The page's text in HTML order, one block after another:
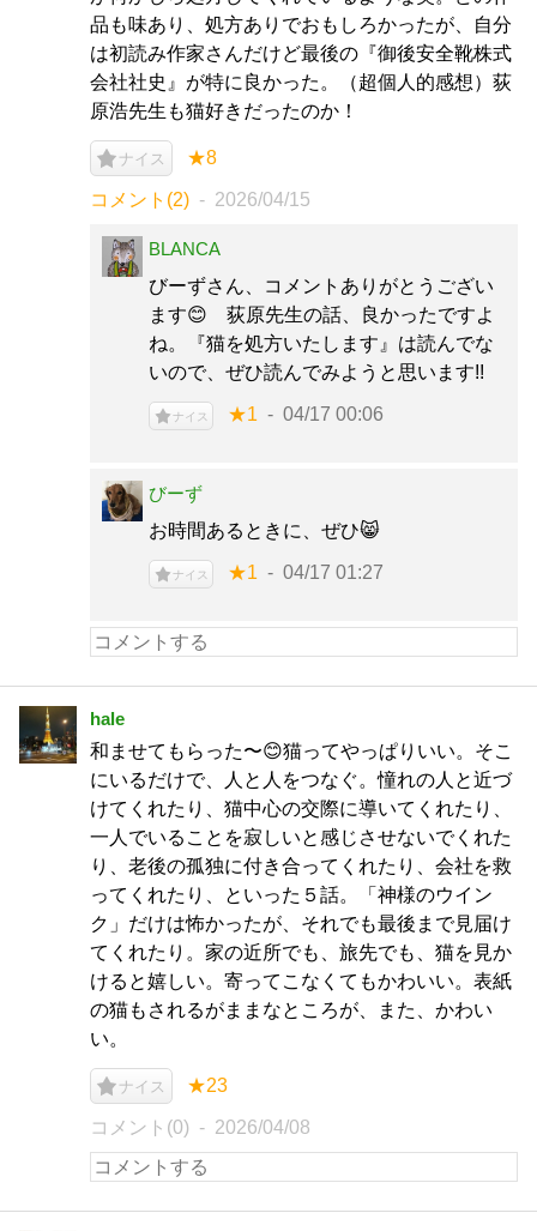
品も味あり、処方ありでおもしろかったが、自分
は初読み作家さんだけど最後の『御後安全靴株式
会社社史』が特に良かった。（超個人的感想）荻
原浩先生も猫好きだったのか！
ナイス ★8
コメント(2) 2026/04/15
BLANCA
びーずさん、コメントありがとうござい
ます😊 荻原先生の話、良かったですよ
ね。『猫を処方いたします』は読んでな
いので、ぜひ読んでみようと思います!!
ナイス ★1 04/17 00:06
びーず
お時間あるときに、ぜひ😸
ナイス ★1 04/17 01:27
hale
和ませてもらった〜😊猫ってやっぱりいい。そこ
にいるだけで、人と人をつなぐ。憧れの人と近づ
けてくれたり、猫中心の交際に導いてくれたり、
一人でいることを寂しいと感じさせないでくれた
り、老後の孤独に付き合ってくれたり、会社を救
ってくれたり、といった５話。「神様のウイン
ク」だけは怖かったが、それでも最後まで見届け
てくれたり。家の近所でも、旅先でも、猫を見か
けると嬉しい。寄ってこなくてもかわいい。表紙
の猫もされるがままなところが、また、かわい
い。
ナイス ★23
コメント(0) 2026/04/08